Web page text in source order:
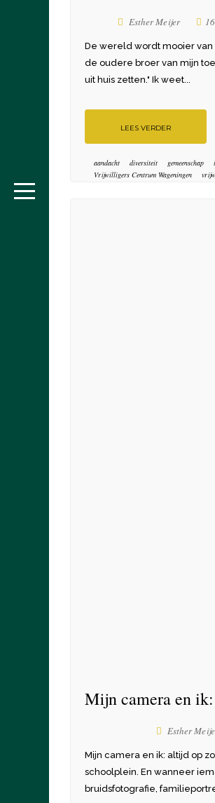
Esther Meijer
De wereld wordt mooier
de oudere broer van mijn
uit huis zetten." Ik weet...
LEES VERDER
aandacht diversiteit gemeenschap
Vrijwilligers Centrum Wageningen
Mijn camera en
Esther
Mijn camera en ik: altijd op
schoolplein. En wanneer
bruidsfotografie,